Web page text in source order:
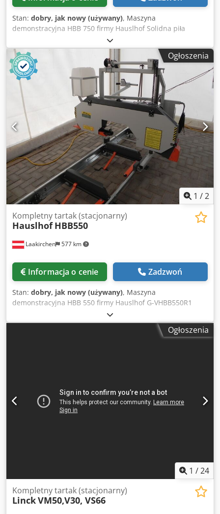
odpadów drzewnych • Suszarnie i instalacja grzewcza
natychmiastowego uruchomienia • Sprawdzone
rozwiązania przemysłowe • Regularnie serwisowana i
modernizowana • Wysoka efektywność operacyjna •
Kompaktowa i wydajna konstrukcja • Idealna do
przemysłowej produkcji tarcicy Informacje ogólne: • Lata
produkcji głównych komponentów: 1992 – 2017 • Stan:
bardzo dobry • Dostępność: od czerwca 2026 • Oględziny:
podczas pracy, po wcześniejszym uzgodnieniu Dcedpfxozi
D Dis Amvjk Ta instalacja stanowi atrakcyjne ekonomicznie
rozwiązanie dla przedsiębiorstw poszukujących
kompletnej, wydajnej i natychmiast dostępnej linii
tartacznej.
Stan: dobry, jak nowy (używany), Maszyna
demonstracyjna HBB 750 firmy Hauslhof Solidna piła
taśmowa do cięcia kłód o średnicy do 75 cm, zapewnia
dobrą precyzję cięcia, dokładną i prostą regulację
wysokości, łatwa w obsłudze. Górna część pokryta farbą
proszkową, dolna konstrukcja częściowo ocynkowana.
Możliwość nieograniczonego wydłużenia dzięki sekcjom
przedłużającym. Certyfikat CE. W 100% wyprodukowano w
UE (projektowanie, produkcja, kontrola jakości). Oryginalny
produkt. Dane techniczne: maks. średnica kłody 750 mm
Dedpozqr Hbofx Amvsck maks. szerokość deski 730 mm
moc silnika S6 5,5 kW (4 kW S1) długość cięcia, wersja
podstawowa 3,7 m długość taśmy piły 3600 mm szerokość
taśmy piły do 33 mm długość cięcia, sekcja przedłużająca
(opcjonalnie) 2,3 m masa 450 kg
Ogłoszenia
1 /2
Laakirchen 577 km
Kompletny tartak (stacjonarny)
Hauslhof HBB550
Informacja o cenie Zadzwoń
Stan: dobry, jak nowy (używany), Maszyna
demonstracyjna HBB 550 firmy Hauslhof G-VHBB550R1
Solidna piła taśmowa do cięcia kłód o średnicy do 55 cm,
zapewnia dobrą precyzję cięcia, dokładna i łatwa regulacja
wysokości, łatwa w obsłudze. Górna część pokryta farbą
cięcia – wersja podstawowa 3,7 m Dsdpozqq Nnofx Amveck
długość taśmy piły 3200 mm szerokość taśmy piły do 35
mm długość cięcia – opcjonalna sekcja przedłużająca 2,3 m
Ogłoszenia
1 /24
Kompletny tartak (stacjonarny)
LinckVM50,V30, VS66